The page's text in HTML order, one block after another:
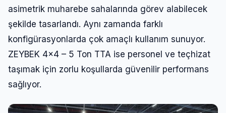
asimetrik muharebe sahalarında görev alabilecek
şekilde tasarlandı. Aynı zamanda farklı
konfigürasyonlarda çok amaçlı kullanım sunuyor.
ZEYBEK 4×4 – 5 Ton TTA ise personel ve teçhizat
taşımak için zorlu koşullarda güvenilir performans
sağlıyor.